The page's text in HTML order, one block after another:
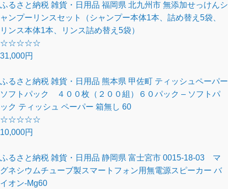
ふるさと納税 雑貨・日用品 福岡県 北九州市 無添加せっけんシ
ャンプーリンスセット（シャンプー本体1本、詰め替え5袋、
リンス本体1本、リンス詰め替え5袋）
☆☆☆☆☆
31,000円
ふるさと納税 雑貨・日用品 熊本県 甲佐町 ティッシュペーパー
ソフトパック ４００枚（２００組）６０パック – ソフトパ
ック ティッシュ ペーパー 箱無し 60
☆☆☆☆☆
10,000円
ふるさと納税 雑貨・日用品 静岡県 富士宮市 0015-18-03 マ
グネシウムチューブ製スマートフォン用無電源スピーカー バ
イオン-Mg60